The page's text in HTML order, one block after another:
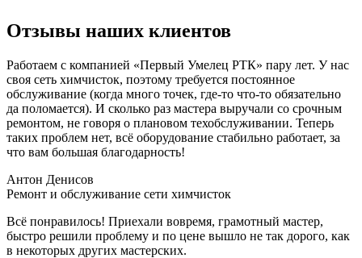
Отзывы наших клиентов
Работаем с компанией «Первый Умелец РТК» пару лет. У нас
своя сеть химчисток, поэтому требуется постоянное
обслуживание (когда много точек, где-то что-то обязательно
да поломается). И сколько раз мастера выручали со срочным
ремонтом, не говоря о плановом техобслуживании. Теперь
таких проблем нет, всё оборудование стабильно работает, за
что вам большая благодарность!
Антон Денисов
Ремонт и обслуживание сети химчисток
Всё понравилось! Приехали вовремя, грамотный мастер,
быстро решили проблему и по цене вышло не так дорого, как
в некоторых других мастерских.